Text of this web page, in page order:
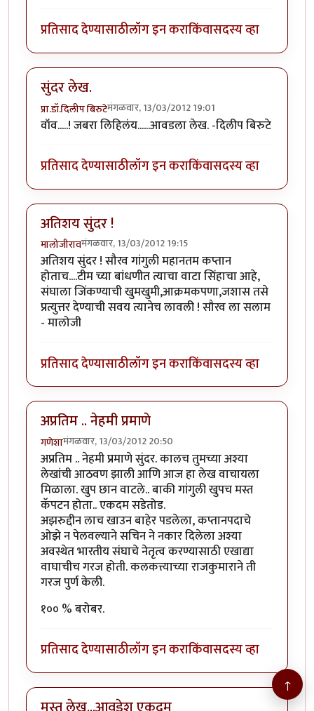
प्रतिसाद देण्यासाठीलॉग इन कराकिंवासदस्य व्हा
सुंदर लेख.
प्रा.डॉ.दिलीप बिरुटेमंगळवार, 13/03/2012 19:01
वॉव.....! जबरा लिहिलंय......आवडला लेख. -दिलीप बिरुटे
प्रतिसाद देण्यासाठीलॉग इन कराकिंवासदस्य व्हा
अतिशय सुंदर !
मालोजीरावमंगळवार, 13/03/2012 19:15
अतिशय सुंदर ! सौरव गांगुली महानतम कप्तान
होताच....टीम च्या बांधणीत त्याचा वाटा सिंहाचा आहे,
संघाला जिंकण्याची खुमखुमी,आक्रमकपणा,जशास तसे
प्रत्युत्तर देण्याची सवय त्यानेच लावली ! सौरव ला सलाम
- मालोजी
प्रतिसाद देण्यासाठीलॉग इन कराकिंवासदस्य व्हा
अप्रतिम .. नेहमी प्रमाणे
गणेशामंगळवार, 13/03/2012 20:50
अप्रतिम .. नेहमी प्रमाणे सुंदर. कालच तुमच्या अश्या
लेखांची आठवण झाली आणि आज हा लेख वाचायला
मिळाला. खुप छान वाटले.. बाकी गांगुली खुपच मस्त
कॅपटन होता.. एकदम सडेतोड.
अझरुद्दीन लाच खाउन बाहेर पडलेला, कप्तानपदाचे
ओझे न पेलवल्याने सचिन ने नकार दिलेला अश्या
अवस्थेत भारतीय संघाचे नेतृत्व करण्यासाठी एखाद्या
वाघाचीच गरज होती. कलकत्त्याच्या राजकुमाराने ती
गरज पुर्ण केली.
१०० % बरोबर.
प्रतिसाद देण्यासाठीलॉग इन कराकिंवासदस्य व्हा
↑